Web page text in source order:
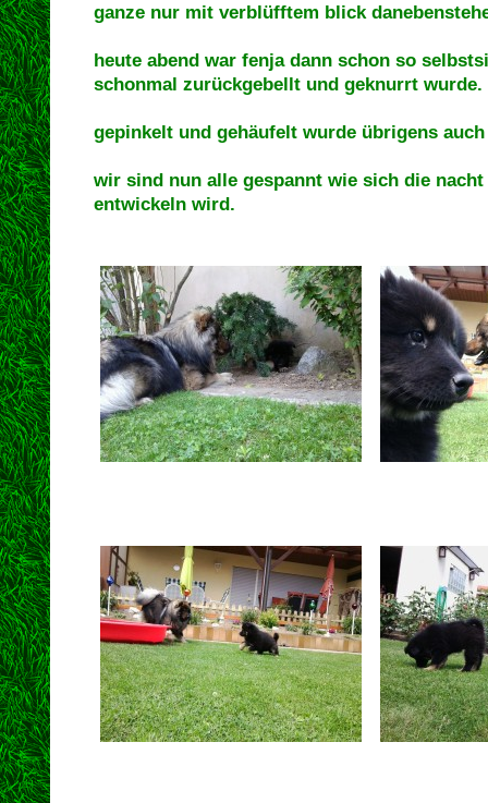
ganze nur mit verblüfftem blick
heute abend war fenja dann schon so
schonmal zurückgebellt und geknurrt wurde.
gepinkelt und gehäufelt wurde übrigens
wir sind nun alle gespannt wie sich die
entwickeln wird.